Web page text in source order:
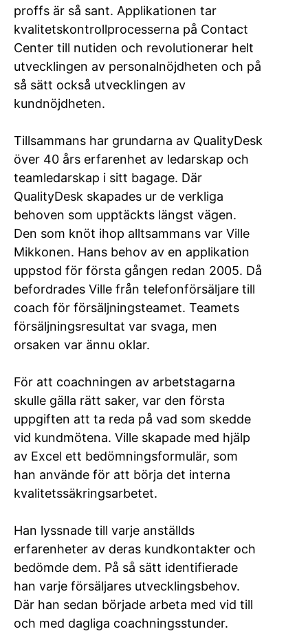
proffs är så sant. Applikationen tar
kvalitetskontrollprocesserna på Contact
Center till nutiden och revolutionerar helt
utvecklingen av personalnöjdheten och på
så sätt också utvecklingen av
kundnöjdheten.
Tillsammans har grundarna av QualityDesk
över 40 års erfarenhet av ledarskap och
teamledarskap i sitt bagage. Där
QualityDesk skapades ur de verkliga
behoven som upptäckts längst vägen.
Den som knöt ihop alltsammans var Ville
Mikkonen. Hans behov av en applikation
uppstod för första gången redan 2005. Då
befordrades Ville från telefonförsäljare till
coach för försäljningsteamet. Teamets
försäljningsresultat var svaga, men
orsaken var ännu oklar.
För att coachningen av arbetstagarna
skulle gälla rätt saker, var den första
uppgiften att ta reda på vad som skedde
vid kundmötena. Ville skapade med hjälp
av Excel ett bedömningsformulär, som
han använde för att börja det interna
kvalitetssäkringsarbetet.
Han lyssnade till varje anställds
erfarenheter av deras kundkontakter och
bedömde dem. På så sätt identifierade
han varje försäljares utvecklingsbehov.
Där han sedan började arbeta med vid till
och med dagliga coachningsstunder.